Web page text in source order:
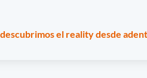
el reality desde